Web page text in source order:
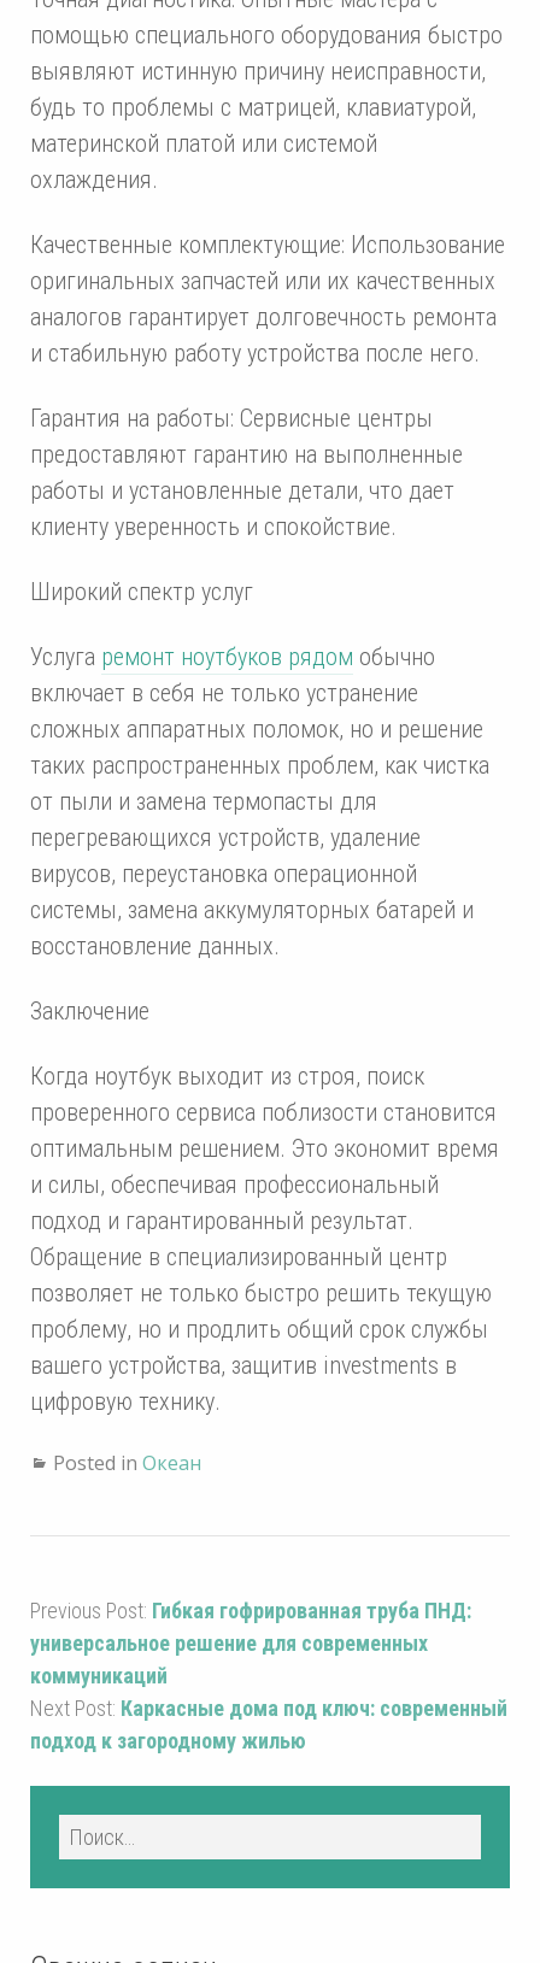
помощью специального оборудования быстро
выявляют истинную причину неисправности,
будь то проблемы с матрицей, клавиатурой,
материнской платой или системой
охлаждения.
Качественные комплектующие: Использование
оригинальных запчастей или их качественных
аналогов гарантирует долговечность ремонта
и стабильную работу устройства после него.
Гарантия на работы: Сервисные центры
предоставляют гарантию на выполненные
работы и установленные детали, что дает
клиенту уверенность и спокойствие.
Широкий спектр услуг
Услуга ремонт ноутбуков рядом обычно
включает в себя не только устранение
сложных аппаратных поломок, но и решение
таких распространенных проблем, как чистка
от пыли и замена термопасты для
перегревающихся устройств, удаление
вирусов, переустановка операционной
системы, замена аккумуляторных батарей и
восстановление данных.
Заключение
Когда ноутбук выходит из строя, поиск
проверенного сервиса поблизости становится
оптимальным решением. Это экономит время
и силы, обеспечивая профессиональный
подход и гарантированный результат.
Обращение в специализированный центр
позволяет не только быстро решить текущую
проблему, но и продлить общий срок службы
вашего устройства, защитив investments в
цифровую технику.
Posted in Океан
Previous Post: Гибкая гофрированная труба ПНД:
универсальное решение для современных
коммуникаций
Next Post: Каркасные дома под ключ: современный
подход к загородному жилью